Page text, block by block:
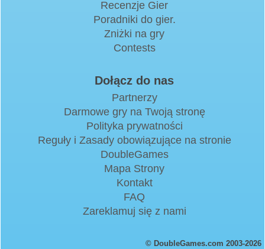
Recenzje Gier
Poradniki do gier.
Zniżki na gry
Contests
Dołącz do nas
Partnerzy
Darmowe gry na Twoją stronę
Polityka prywatności
Reguły i Zasady obowiązujące na stronie
DoubleGames
Mapa Strony
Kontakt
FAQ
Zareklamuj się z nami
© DoubleGames.com 2003-2026